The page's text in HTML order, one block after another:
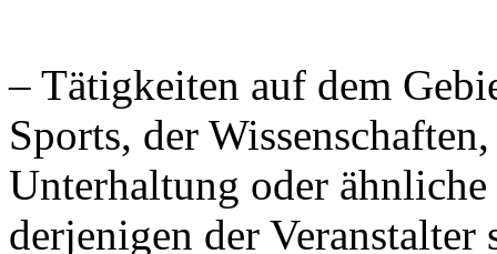
– Tätigkeiten auf dem
Sports, der
Unterhaltung oder
derjenigen der